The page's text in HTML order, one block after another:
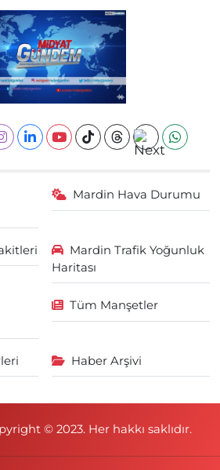
Mardin Hava Durumu
Mardin Trafik Yoğunluk
Haritası
Tüm Manşetler
Haber Arşivi
© 2023. Her hakkı saklıdır.